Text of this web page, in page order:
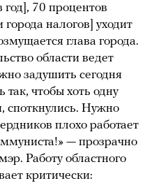
70 процентов
налогов] уходит
глава города.
области ведет
задушить сегодня
так, чтобы хоть одну
споткнулись. Нужно
плохо работает
— прозрачно
Работу областного
критически: